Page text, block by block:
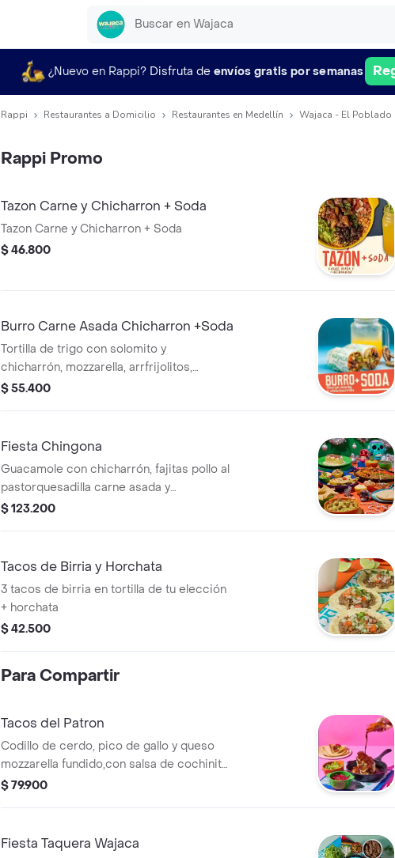
¿Nuevo en Rappi? Disfruta de envíos gratis por semanas
Rappi Restaurantes a Domicilio Restaurantes en Medellín Wajaca - El
Rappi Promo
Tazon Carne y Chicharron + Soda
Tazon Carne y Chicharron + Soda
$ 46.800
Burro Carne Asada Chicharron +Soda
Tortilla de trigo con solomito y
chicharrón, mozzarella, arrfrijolitos,
vegetales salteados (pimentón, cebolla,
$ 55.400
Fiesta Chingona
Guacamole con chicharrón, fajitas pollo al
pastorquesadilla carne asada y
chicharrón yPostre Tres Leches.
$ 123.200
Tacos de Birria y Horchata
3 tacos de birria en tortilla de tu elección
+ horchata
$ 42.500
Para Compartir
Tacos del Patron
Codillo de cerdo, pico de gallo y queso
mozzarella fundido,con salsa de cochinita
pibil, soya y panela. Acompañadocebolla
$ 79.900
Fiesta Taquera Wajaca